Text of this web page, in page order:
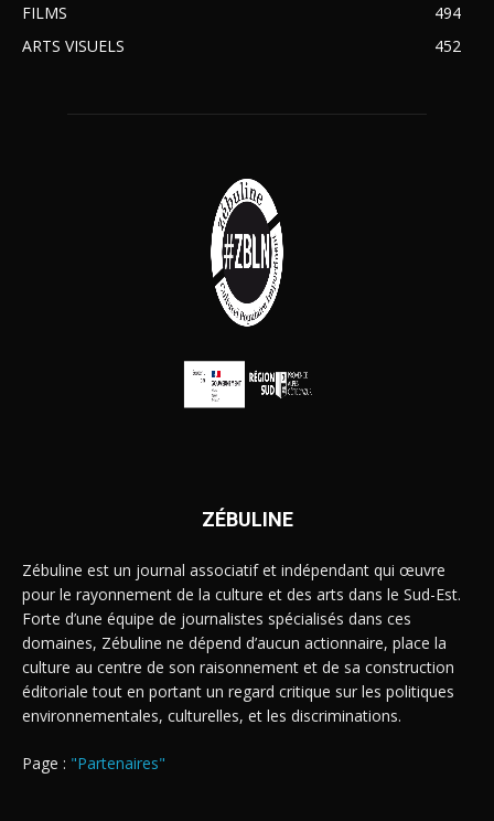
FILMS
494
ARTS VISUELS
452
ZÉBULINE
Zébuline est un journal associatif et indépendant qui œuvre
pour le rayonnement de la culture et des arts dans le Sud-Est.
Forte d’une équipe de journalistes spécialisés dans ces
domaines, Zébuline ne dépend d’aucun actionnaire, place la
culture au centre de son raisonnement et de sa construction
éditoriale tout en portant un regard critique sur les politiques
environnementales, culturelles, et les discriminations.
Page : "Partenaires"